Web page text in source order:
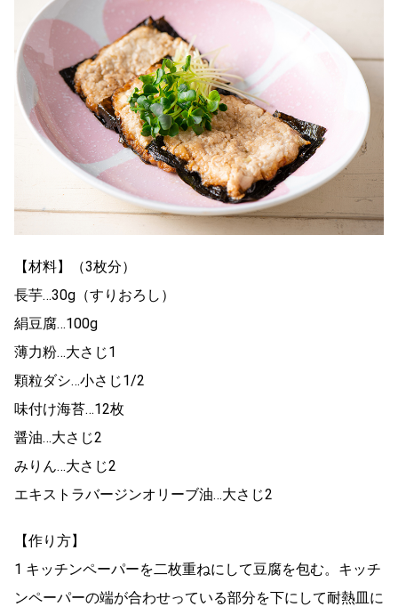
【材料】（3枚分）
長芋…30g（すりおろし）
絹豆腐…100g
薄力粉…大さじ1
顆粒ダシ…小さじ1/2
味付け海苔…12枚
醤油…大さじ2
みりん…大さじ2
エキストラバージンオリーブ油…大さじ2
【作り方】
1 キッチンペーパーを二枚重ねにして豆腐を包む。キッチ
ンペーパーの端が合わせっている部分を下にして耐熱皿に